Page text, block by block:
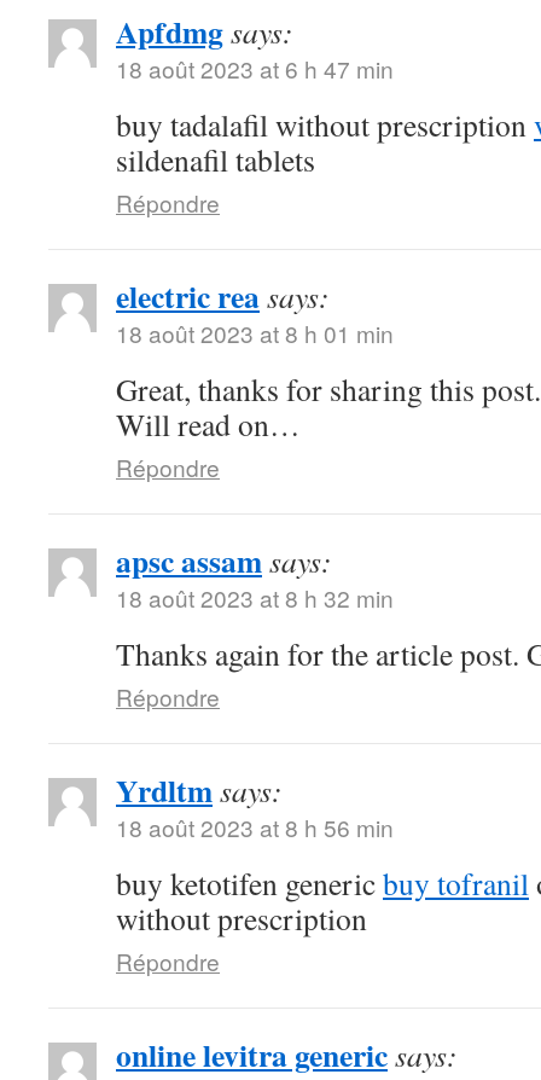
Apfdmgsays:
18 août 2023 at 6 h 47 min
buy tadalafil without prescription
sildenafil tablets
Répondre
electric reasays:
18 août 2023 at 8 h 01 min
Great, thanks for sharing this
Will read on…
Répondre
apsc assamsays:
18 août 2023 at 8 h 32 min
Thanks again for the article post.
Répondre
Yrdltmsays:
18 août 2023 at 8 h 56 min
buy ketotifen genericbuy tofranil
without prescription
Répondre
online levitra genericsays: